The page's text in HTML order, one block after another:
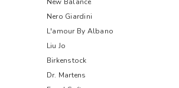
Nero Giardini
L'amour By Albano
Liu Jo
Birkenstock
Dr. Martens